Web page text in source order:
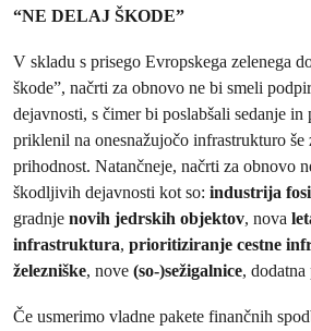
“NE DELAJ ŠKODE”
V skladu s prisego Evropskega zelenega
škode”, načrti za obnovo ne bi smeli
dejavnosti, s čimer bi poslabšali sedanje
priklenil na onesnažujočo infrastrukturo še
prihodnost. Natančneje, načrti za obnovo
škodljivih dejavnosti kot so: industrija
gradnje novih jedrskih objektov, nova
infrastruktura, prioritiziranje cestne
železniške, nove (so-)sežigalnice,
Če usmerimo vladne pakete finančnih